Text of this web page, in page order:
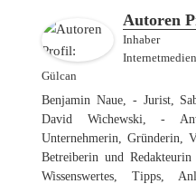
Autoren
Inhaber
Gülcan
Benjamin Naue, - Jurist,
David Wichewski, -
Unternehmerin, Gründerin,
Betreiberin und
Wissenswertes, Tipps,